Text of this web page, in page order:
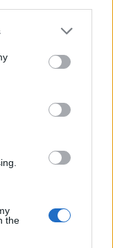
the
του ΚΑΠΗ